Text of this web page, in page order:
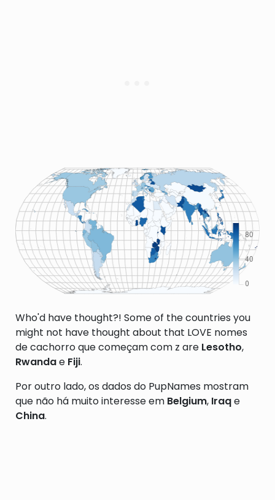
Who'd have thought?! Some of the countries you
might not have thought about that LOVE nomes
de cachorro que começam com z are Lesotho,
Rwandae Fiji.
Por outro lado, os dados do PupNames mostram
que não há muito interesse em Belgium, Iraqe
China.